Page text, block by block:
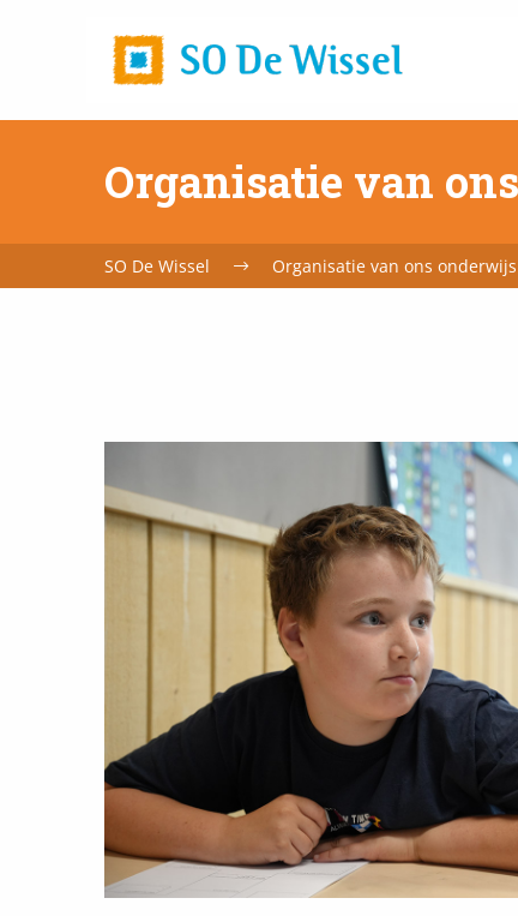
Organisatie van
SO De Wissel Organisatie van ons onderwijs